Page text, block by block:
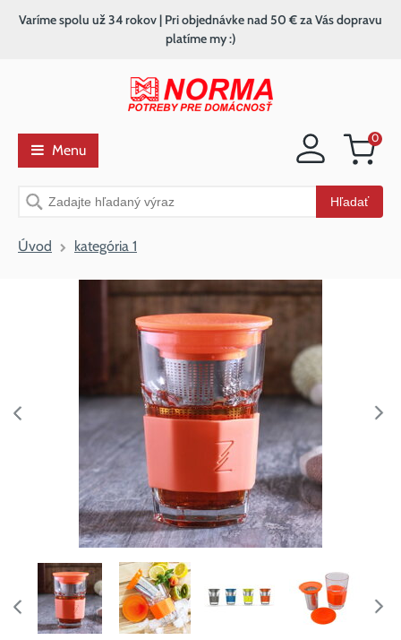
Nákupný
0
Vyhľadávanie Hľadať
Varíme spolu už 34 rokov | Pri objednávke nad 50 € za Vás dopravu
platíme my :)
Menu
Úvod kategória 1